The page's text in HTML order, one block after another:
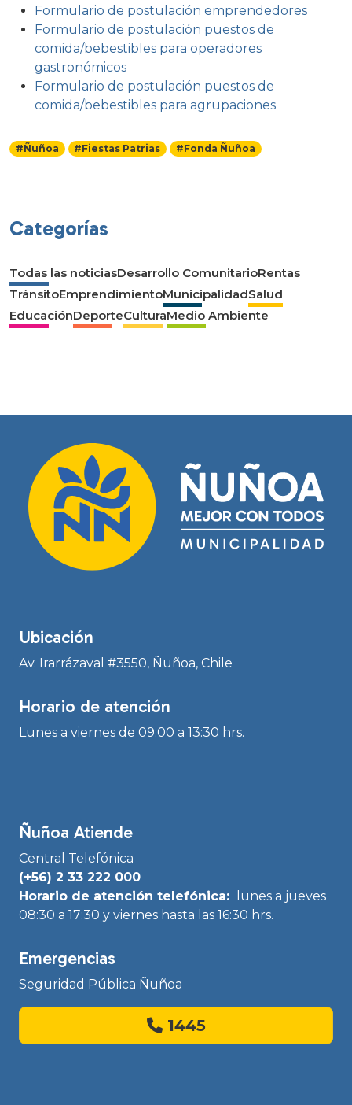
Formulario de postulación emprendedores
Formulario de postulación puestos de
comida/bebestibles para operadores
gastronómicos
Formulario de postulación puestos de
comida/bebestibles para agrupaciones
#Ñuñoa #Fiestas Patrias #Fonda Ñuñoa
Categorías
Todas las noticiasDesarrollo ComunitarioRentas
TránsitoEmprendimientoMunicipalidadSalud
EducaciónDeporteCulturaMedio Ambiente
Ubicación
Av. Irarrázaval #3550, Ñuñoa, Chile
Horario de atención
Lunes a viernes de 09:00 a 13:30 hrs.
Ñuñoa Atiende
Central Telefónica
(+56) 2 33 222 000
Horario de atención telefónica:
lunes a jueves
08:30 a 17:30 y viernes hasta las 16:30 hrs.
Emergencias
Seguridad Pública Ñuñoa
1445